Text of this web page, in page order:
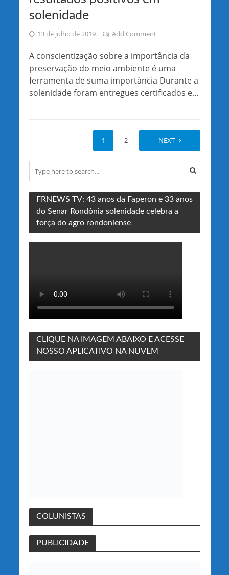
solenidade
13 de julho de 2019 Add Comment
A conscientização sobre a importância da
preservação do meio ambiente é uma
ferramenta de suma importância Durante a
solenidade foram entregues certificados e...
1 2 NEXT
FRNEWS TV: 43 anos da Faperon e 33 anos
do Senar Rondônia solenidade celebra a
força do agro rondoniense
CLIQUE NA IMAGEM ABAIXO E ACESSE
NOSSO APLICATIVO NA NUVEM
COLUNISTAS
PUBLICIDADE